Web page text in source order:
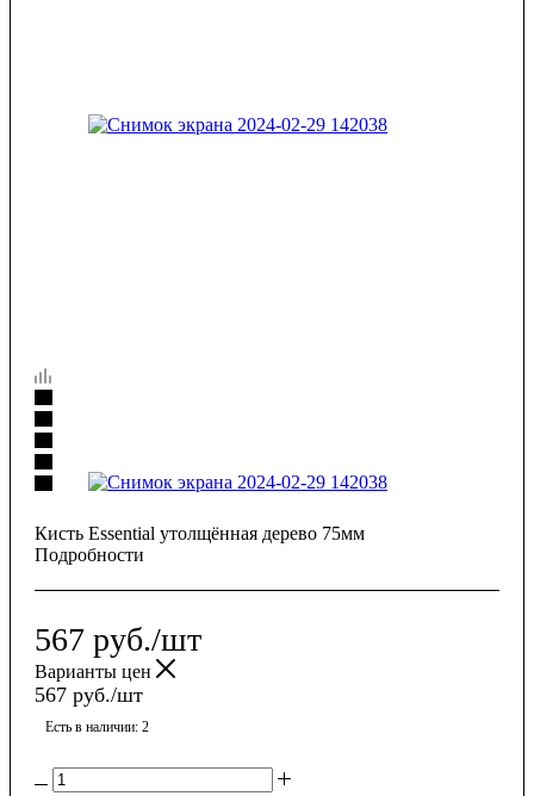
Кисть Essential утолщённая дерево 75мм
Подробности
567 руб./шт
Варианты цен
567 руб./шт
Есть в наличии: 2